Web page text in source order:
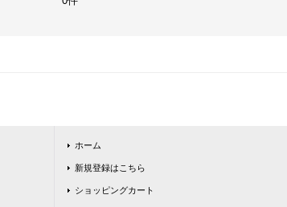
ホーム
新規登録はこちら
ショッピングカート